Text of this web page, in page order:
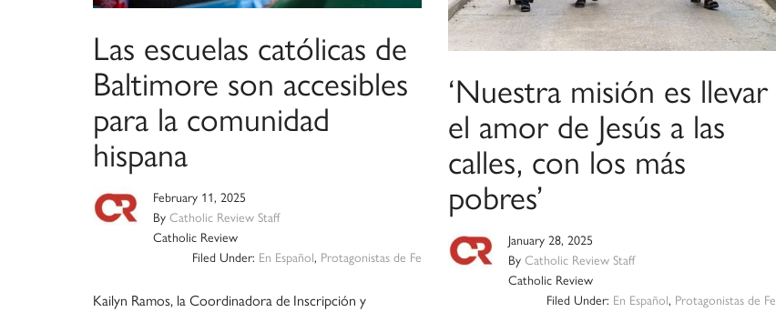
Las escuelas católicas de
Baltimore son accesibles
para la comunidad
hispana
February 11, 2025
By Catholic Review Staff
Catholic Review
Filed Under: En Español, Protagonistas de Fe
Kailyn Ramos, la Coordinadora de Inscripción y
‘Nuestra misión es llevar
el amor de Jesús a las
calles, con los más
pobres’
January 28, 2025
By Catholic Review Staff
Catholic Review
Filed Under: En Español, Protagonistas de Fe